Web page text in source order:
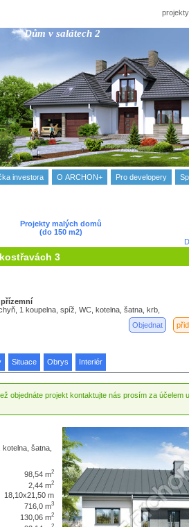
Dům v salátech 2
investora О ARCHON+ Pro developery
Projekty malých domů
(do 150 m2)
3
přízemní
1 koupelna, spíž, WC, kotelna, šatna, krb,
Objednat
Situace Obrys Interiér
objednáte projekt kontaktujte nás prosím za účelem
šatna,
98,54 m2
2,44 m2
18,10x21,50 m
716,0 m3
130,06 m2
2